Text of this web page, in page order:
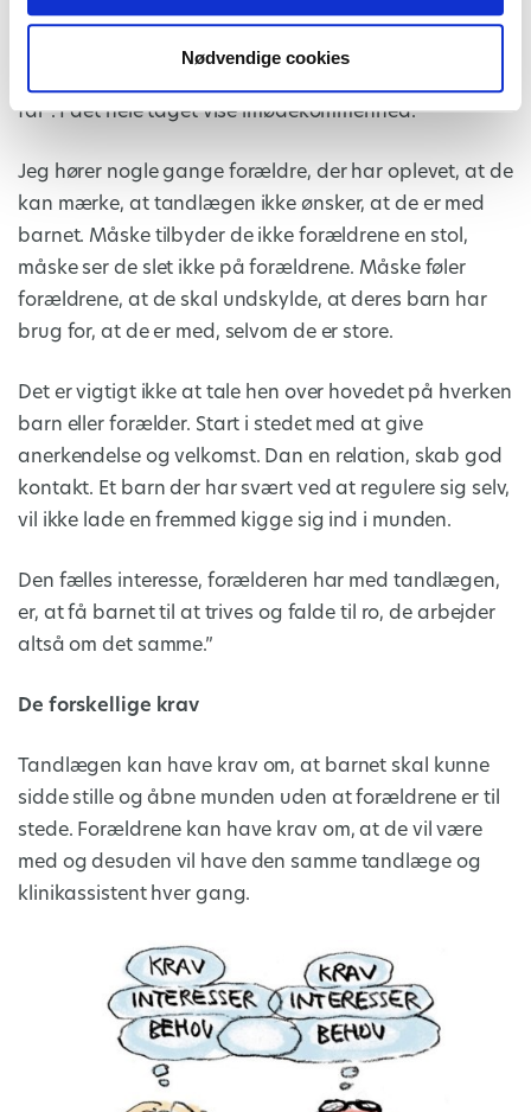
Nødvendige cookies
Her er det godt at være anerkendende, fx sige “det er
far”. I det hele taget vise imødekommenhed.
Jeg hører nogle gange forældre, der har oplevet, at de
kan mærke, at tandlægen ikke ønsker, at de er med
barnet. Måske tilbyder de ikke forældrene en stol,
måske ser de slet ikke på forældrene. Måske føler
forældrene, at de skal undskylde, at deres barn har
brug for, at de er med, selvom de er store.
Det er vigtigt ikke at tale hen over hovedet på hverken
barn eller forælder. Start i stedet med at give
anerkendelse og velkomst. Dan en relation, skab god
kontakt. Et barn der har svært ved at regulere sig selv,
vil ikke lade en fremmed kigge sig ind i munden.
Den fælles interesse, forælderen har med tandlægen,
er, at få barnet til at trives og falde til ro, de arbejder
altså om det samme.”
De forskellige krav
Tandlægen kan have krav om, at barnet skal kunne
sidde stille og åbne munden uden at forældrene er til
stede. Forældrene kan have krav om, at de vil være
med og desuden vil have den samme tandlæge og
klinikassistent hver gang.